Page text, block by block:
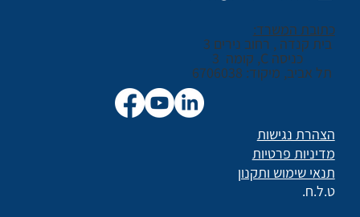
כתובת המשרד:
בית קנדה , רחוב נירים 3
כניסה C, קומה 3
תל אביב, מיקוד: 6706038
הצהרת נגישות
תנאי שימוש ותקנון
מדיניות פרטיות
ט.ל.ח.